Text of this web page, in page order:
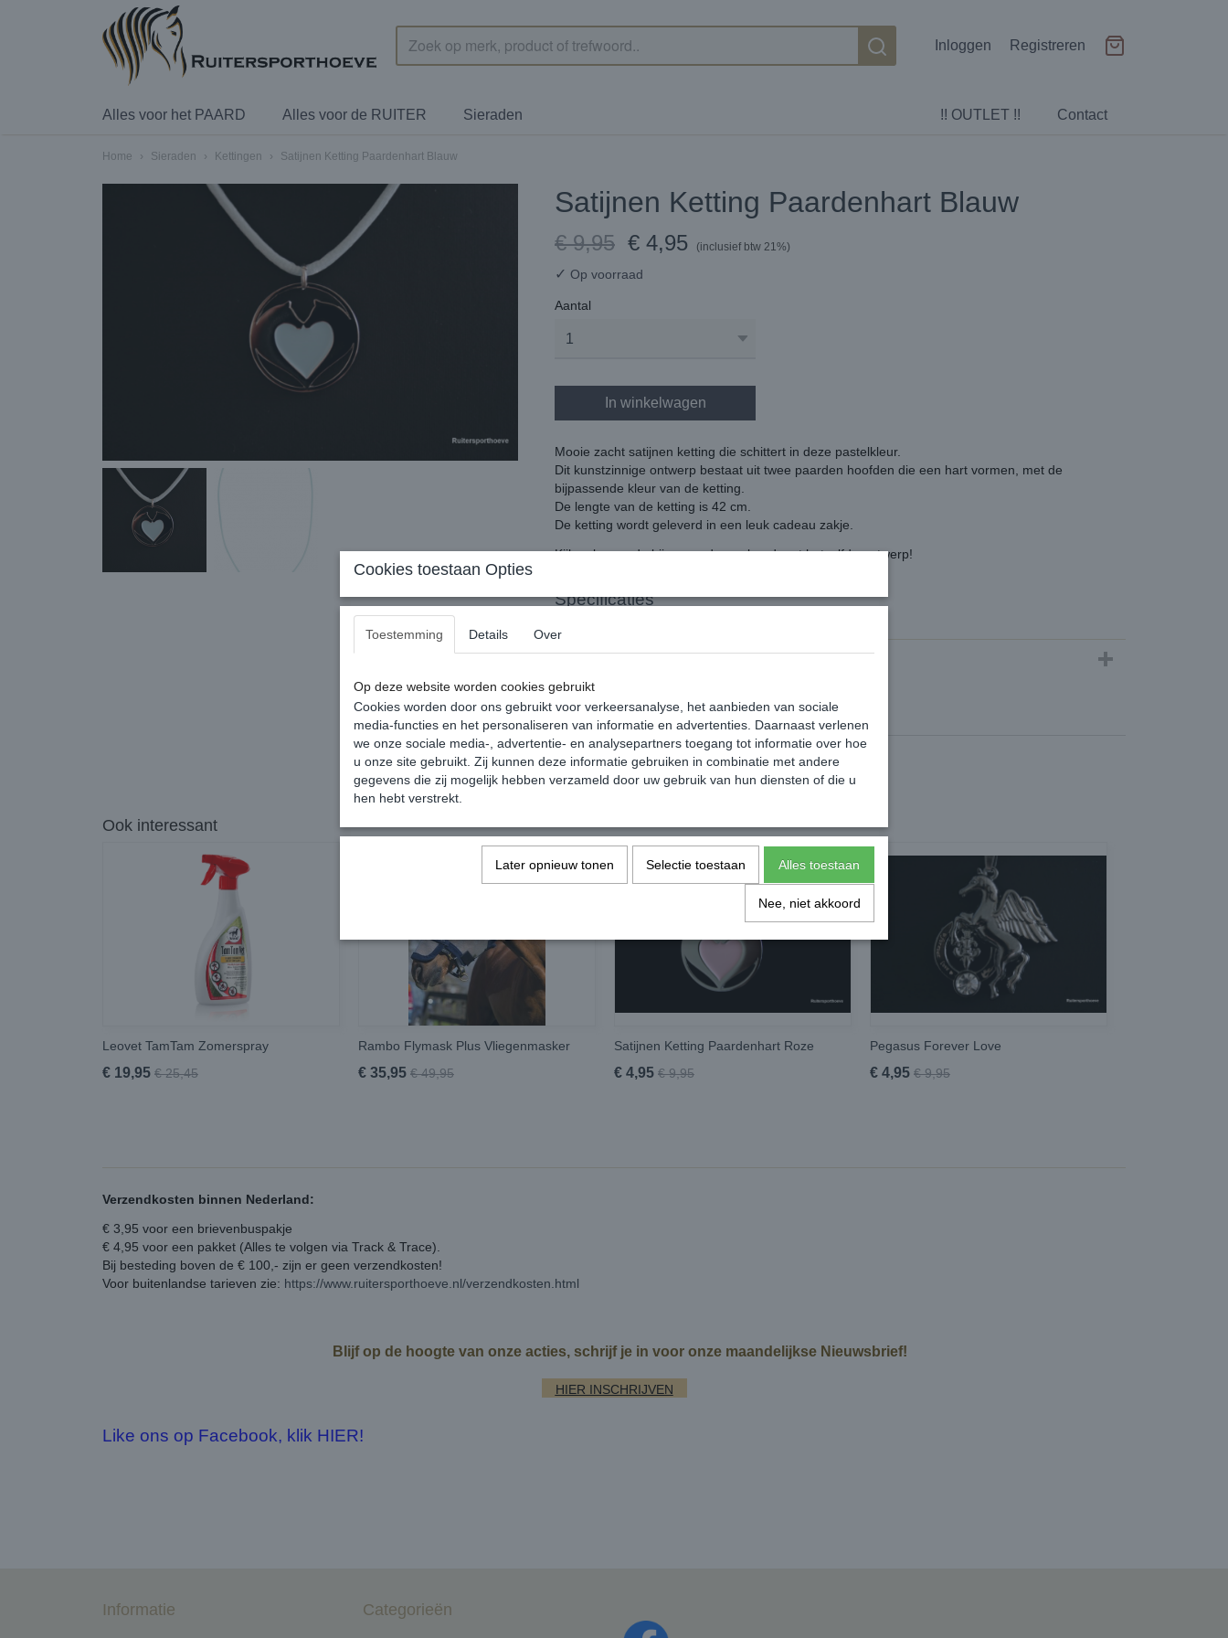
Inloggen Registreren
Contact
!! OUTLET !!
Alles voor het PAARD Alles voor de RUITER Sieraden
Home › Sieraden › Kettingen › Satijnen Ketting Paardenhart Blauw
Satijnen Ketting Paardenhart Blauw
€ 9,95 € 4,95 (inclusief btw 21%)
✓ Op voorraad
Aantal
In winkelwagen
Mooie zacht satijnen ketting die schittert in deze pastelkleur.
Dit kunstzinnige ontwerp bestaat uit twee paarden hoofden die een hart vormen, met de
bijpassende kleur van de ketting.
De lengte van de ketting is 42 cm.
De ketting wordt geleverd in een leuk cadeau zakje.
Kijk ook naar de bijpassende armband met hetzelfde ontwerp!
Specificaties
Reacties
Ook interessant
Leovet TamTam Zomerspray
€ 19,95 € 25,45
Rambo Flymask Plus Vliegenmasker
€ 35,95 € 49,95
Satijnen Ketting Paardenhart Roze
€ 4,95 € 9,95
Pegasus Forever Love
€ 4,95 € 9,95
Verzendkosten binnen Nederland:
€ 3,95 voor een brievenbuspakje
€ 4,95 voor een pakket (Alles te volgen via Track & Trace).
Bij besteding boven de € 100,- zijn er geen verzendkosten!
Voor buitenlandse tarieven zie: https://www.ruitersporthoeve.nl/verzendkosten.html
Blijf op de hoogte van onze acties, schrijf je in voor onze maandelijkse Nieuwsbrief!
HIER INSCHRIJVEN
Like ons op Facebook, klik HIER!
Informatie Categorieën
Cookies toestaan Opties
Toestemming Details Over
Op deze website worden cookies gebruikt
Cookies worden door ons gebruikt voor verkeersanalyse, het aanbieden van sociale
media-functies en het personaliseren van informatie en advertenties. Daarnaast verlenen
we onze sociale media-, advertentie- en analysepartners toegang tot informatie over hoe
u onze site gebruikt. Zij kunnen deze informatie gebruiken in combinatie met andere
gegevens die zij mogelijk hebben verzameld door uw gebruik van hun diensten of die u
hen hebt verstrekt.
Later opnieuw tonen Selectie toestaan Alles toestaan
Nee, niet akkoord